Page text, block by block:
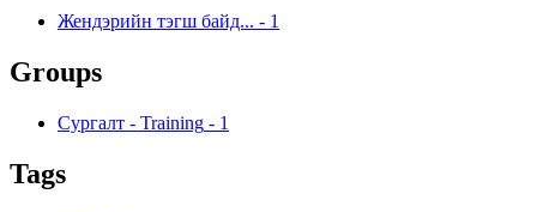
Жендэрийн тэгш байд... - 1
Groups
Сургалт - Training - 1
Tags